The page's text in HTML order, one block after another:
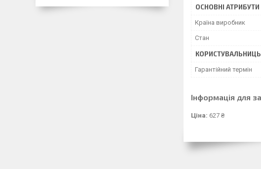
ОСНОВНІ АТРИБУТИ
Країна виробник
Стан
Гарантійний термін
Інформація для
Ціна: 627 ₴